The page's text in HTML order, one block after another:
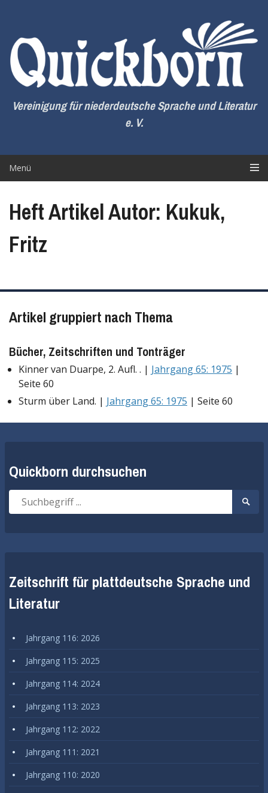
springen
Vereinigung für niederdeutsche Sprache und Literatur
e. V.
Menü
Heft Artikel Autor: Kukuk,
Fritz
Artikel gruppiert nach Thema
Bücher, Zeitschriften und Tonträger
Kinner van Duarpe, 2. Aufl. . | Jahrgang 65: 1975 |
Seite 60
Sturm über Land. | Jahrgang 65: 1975 | Seite 60
Quickborn durchsuchen
Suche
nach:
Suche
Zeitschrift für plattdeutsche Sprache und
Literatur
Jahrgang 116: 2026
Jahrgang 115: 2025
Jahrgang 114: 2024
Jahrgang 113: 2023
Jahrgang 112: 2022
Jahrgang 111: 2021
Jahrgang 110: 2020